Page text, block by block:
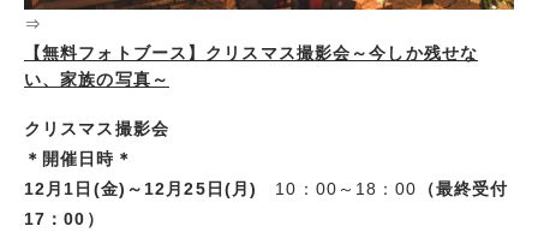
⇒
【無料フォトブース】クリスマス撮影会～今しか残せな
い、家族の写真～
クリスマス撮影会
＊開催日時＊
12月1日(金)～12月25日(月) 10：00～18：00
（最終受付
17：00）